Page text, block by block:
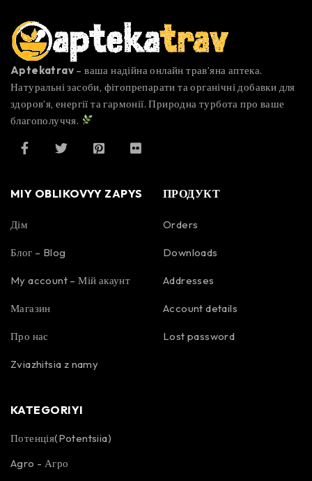
Aptekatrav – ваша надійна онлайн трав’яна аптека.
Натуральні засоби, фітопрепарати та органічні добавки для
здоров’я, енергії та гармонії. Природна турбота про ваше
благополуччя.
MIY OBLIKOVYY ZAPYS
Дім
Блог – Blog
My account – Мій акаунт
Магазин
Про нас
Zviazhitsia z namy
ПРОДУКТ
Orders
Downloads
Addresses
Account details
Lost password
KATEGORIYI
Потенція(Potentsiia)
Agro - Агро